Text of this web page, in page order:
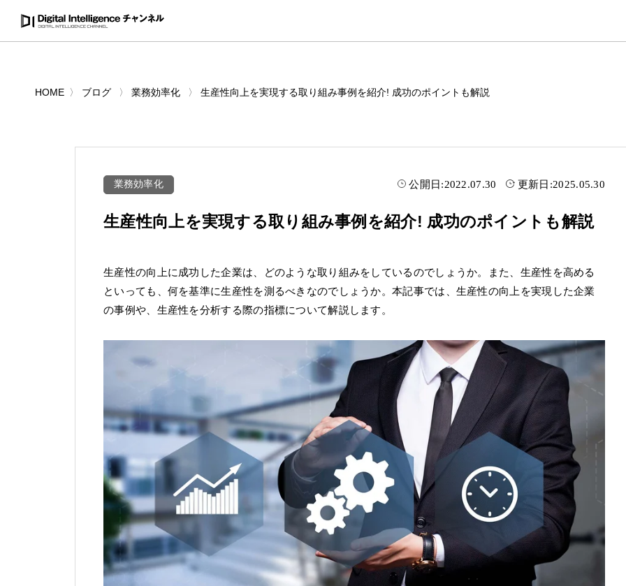
HOME ブログ 業務効率化 生産性向上を実現する取り組み事例を紹介! 成功のポイントも解説
業務効率化 公開日:2022.07.30 更新日:2025.05.30
生産性向上を実現する取り組み事例を紹介! 成功のポイントも解説
生産性の向上に成功した企業は、どのような取り組みをしているのでしょうか。また、生産性を高める
といっても、何を基準に生産性を測るべきなのでしょうか。本記事では、生産性の向上を実現した企業
の事例や、生産性を分析する際の指標について解説します。